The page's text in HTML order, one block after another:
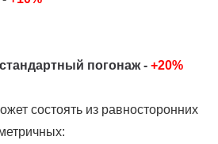
погонаж - +20%
состоять из равносторонних